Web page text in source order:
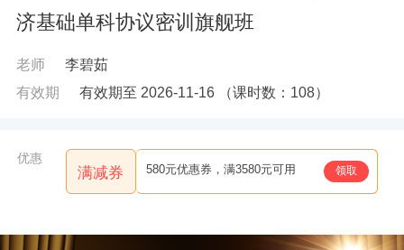
济基础单科协议密训旗舰班
老师
李碧茹
有效期
有效期至 2026-11-16（课时数： 108）
优惠
满减券 580元优惠券，满3580元可用 领取